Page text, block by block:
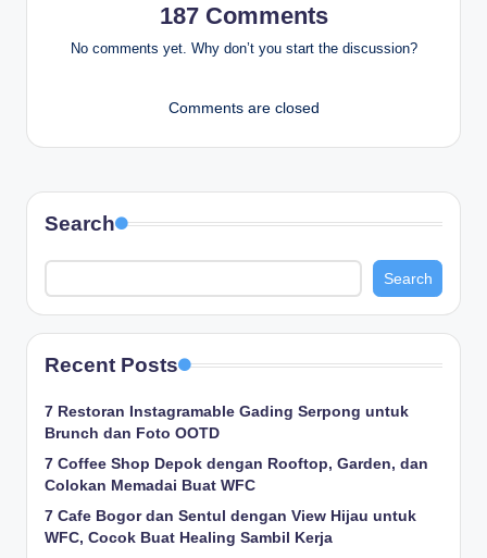
187 Comments
No comments yet. Why don’t you start the discussion?
Comments are closed
Search
Search
Recent Posts
7 Restoran Instagramable Gading Serpong untuk
Brunch dan Foto OOTD
7 Coffee Shop Depok dengan Rooftop, Garden, dan
Colokan Memadai Buat WFC
7 Cafe Bogor dan Sentul dengan View Hijau untuk
WFC, Cocok Buat Healing Sambil Kerja